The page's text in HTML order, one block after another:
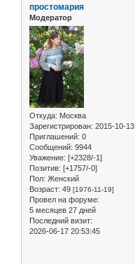
простомария
Модератор
Откуда: Москва
Зарегистрирован: 2015-10-13
Приглашений: 0
Сообщений: 9944
Уважение: [+2328/-1]
Позитив: [+1757/-0]
Пол: Женский
Возраст: 49 [1976-11-19]
Провел на форуме:
5 месяцев 27 дней
Последний визит:
2026-06-17 20:53:45